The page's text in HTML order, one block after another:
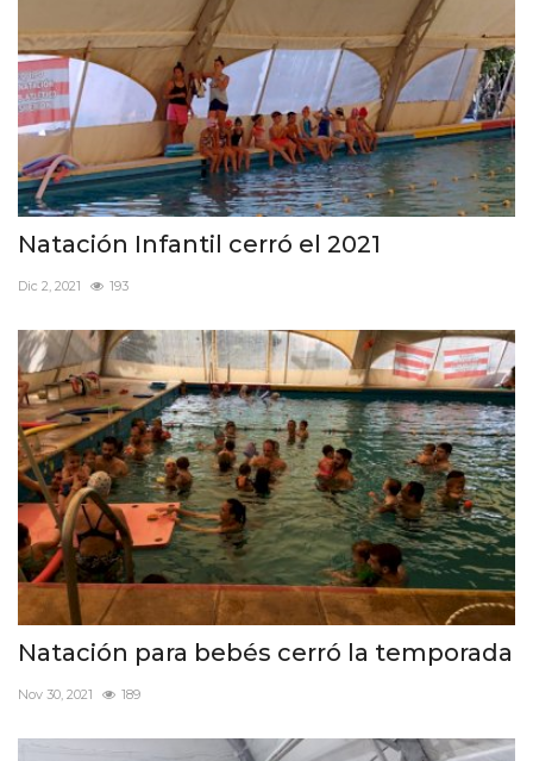
Natación Infantil cerró el 2021
Dic 2, 2021 193
Natación para bebés cerró la temporada
Nov 30, 2021 189